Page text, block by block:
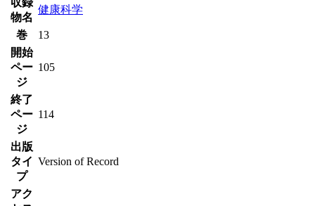
物名
健康科学
巻
13
開始
ペー
ジ
105
終了
ペー
ジ
114
出版
タイ
プ
Version of Record
アク